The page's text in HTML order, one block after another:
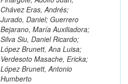
Chávez Eras, Andrés;
Jurado, Daniel; Guerrero
Bejarano, María Auxiliadora;
Silva Siu, Daniel Ricardo;
López Brunett, Ana Luisa;
Verdesoto Masache, Ericka;
López Brunett, Antonio
Humberto